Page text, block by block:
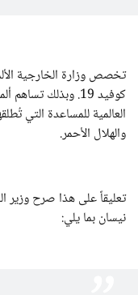
كوفيد 19. وبذلك
العالمية للمساعدة التي
والهلال الأحمر.
نيسان بما يلي: